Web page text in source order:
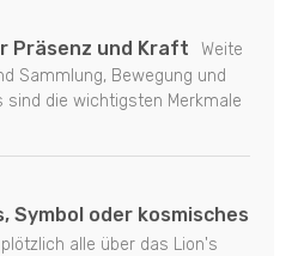
Präsenz und Kraft
Weite
Sammlung, Bewegung und
sind die wichtigsten Merkmale
Symbol oder kosmisches
alle über das Lion's